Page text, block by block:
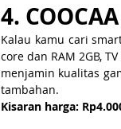
4.
Kalau kamu cari
core dan RAM 2GB,
menjamin kualitas
tambahan.
Kisaran harga: